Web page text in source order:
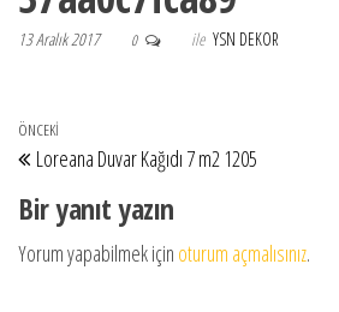
13 Aralık 2017 0 ile YSN DEKOR
Yazı gezinmesi
Önceki Yazı
ÖNCEKI
Loreana Duvar Kağıdı 7 m2 1205
Bir yanıt yazın
Yorum yapabilmek için oturum açmalısınız.